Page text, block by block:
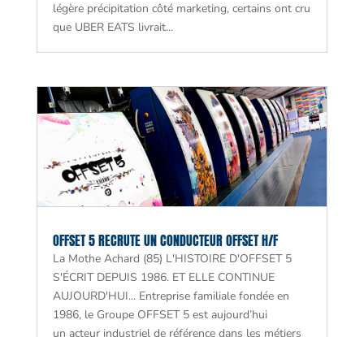
légère précipitation côté marketing, certains ont cru
que UBER EATS livrait...
OFFSET 5 RECRUTE UN CONDUCTEUR OFFSET H/F
La Mothe Achard (85) L'HISTOIRE D'OFFSET 5
S'ÉCRIT DEPUIS 1986. ET ELLE CONTINUE
AUJOURD'HUI... Entreprise familiale fondée en
1986, le Groupe OFFSET 5 est aujourd’hui
un acteur industriel de référence dans les métiers